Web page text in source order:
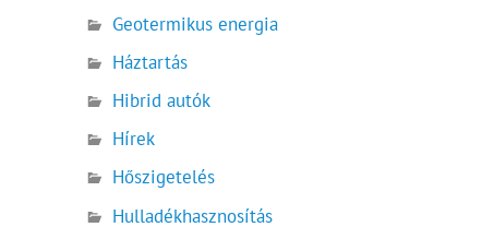
Geotermikus energia
Háztartás
Hibrid autók
Hírek
Hőszigetelés
Hulladékhasznosítás